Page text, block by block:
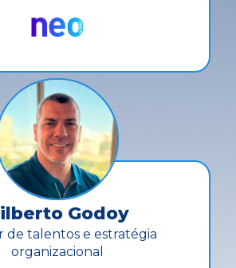
Godoy
de talentos e estratégia
organizacional